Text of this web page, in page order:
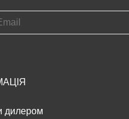
дилером